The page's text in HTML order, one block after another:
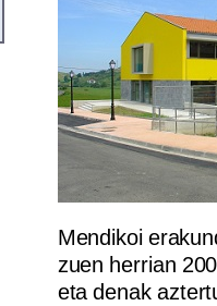
Mendikoi
zuen herrian
eta denak